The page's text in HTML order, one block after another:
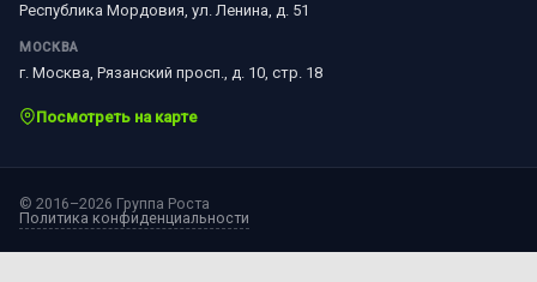
Республика Мордовия, ул. Ленина, д. 51
МОСКВА
г. Москва, Рязанский просп., д. 10, стр. 18
Посмотреть на карте
© 2016–2026 Группа Роста
Политика конфиденциальности